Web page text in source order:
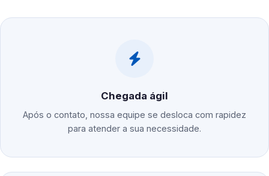
Chegada ágil
Após o contato, nossa equipe se desloca com rapidez
para atender a sua necessidade.